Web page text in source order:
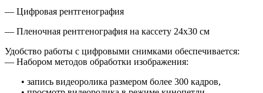
— Цифровая рентгенография
— Пленочная рентгенография на кассету 24х30 см
Удобство работы с цифровыми снимками обеспечивается:
— Набором методов обработки изображения:
• запись видеоролика размером более 300 кадров,